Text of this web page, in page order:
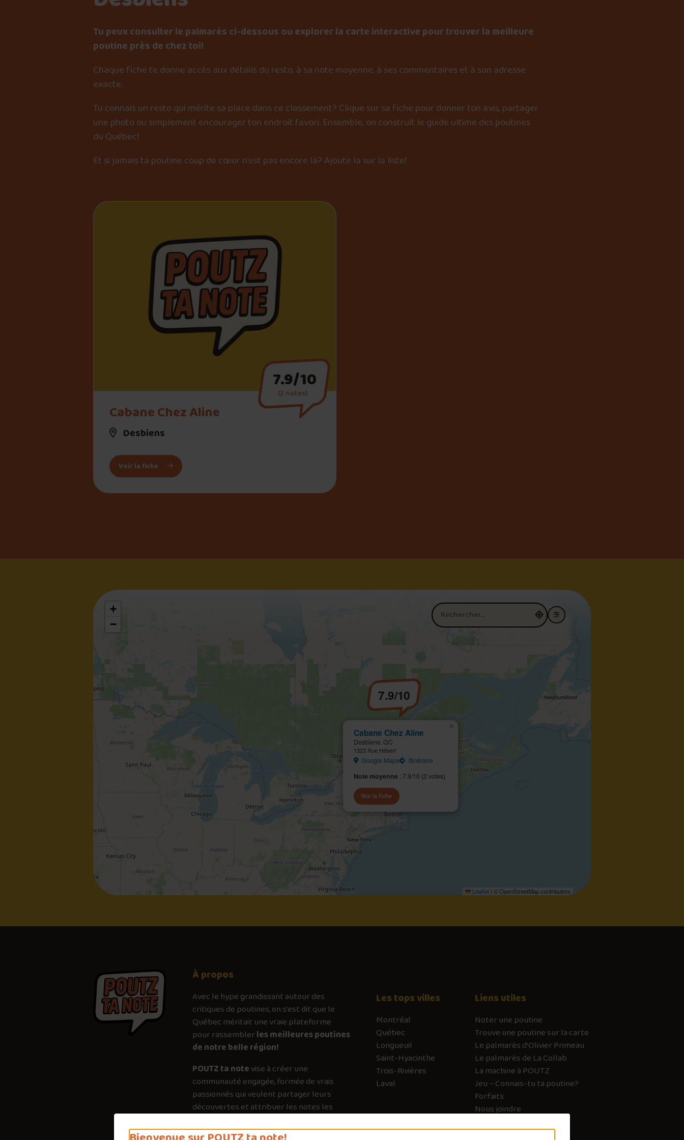
Tu peux consulter le palmarès ci-dessous ou explorer la carte interactive pour trouver la meilleure
poutine près de chez toi!
Chaque fiche te donne accès aux détails du resto, à sa note moyenne, à ses commentaires et à son adresse
exacte.
Tu connais un resto qui mérite sa place dans ce classement? Clique sur sa fiche pour donner ton avis, partager
une photo ou simplement encourager ton endroit favori. Ensemble, on construit le guide ultime des poutines
du Québec!
Et si jamais ta poutine coup de cœur n’est pas encore là? Ajoute la sur la liste!
Cabane Chez Aline
Desbiens
7.9/10
(2 notes)
Voir la fiche : Cabane Chez Aline
Nom du restaurant
7.9/10
Cabane Chez Aline
Desbiens, QC
1323 Rue Hébert
Google Maps
Itinéraire
Note moyenne : 7.9/10 (2 votes)
Voir la fiche
×
+
−
Leaflet | © OpenStreetMap contributors
À propos
Avec lehypegrandissant autour des
critiques de poutines, on s’est dit que le
Québec méritait une vraie plateforme
pour rassemblerles meilleures poutines
de notre belle région!
POUTZ ta notevise à créer une
communauté engagée, formée de vrais
passionnés qui veulent partager leurs
découvertes et attribuer les notes les
importance pour guider les autres vers les
Les tops villes
Montréal
Québec
Longueuil
Saint-Hyacinthe
Trois-Rivières
Laval
Liens utiles
Noter une poutine
Trouve une poutine sur la carte
Le palmarès d’Olivier Primeau
Le palmarès de La Collab
La machine à POUTZ
Jeu – Connais-tu ta poutine?
Forfaits
Nous joindre